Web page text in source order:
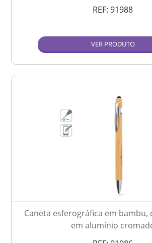
REF: 91988
VER PRODUTO
Caneta esferográfica em bambu,
em alumínio